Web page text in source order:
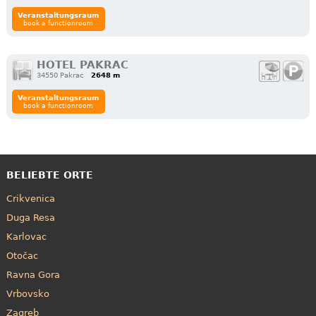
Veranstaltungsraum
book a functionroom
HOTEL PAKRAC
34550 Pakrac 2648 m
Veranstaltungsraum
book a functionroom
BELIEBTE ORTE
Crikvenica
Duga Resa
Karlovac
Otočac
Ravna Gora
Vrbovsko
Zagreb